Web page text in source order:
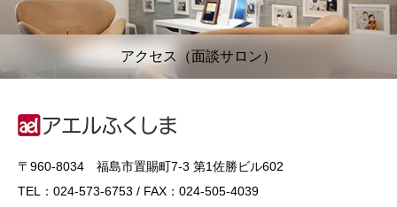
アクセス（面談サロン）
〒960-8034 福島市置賜町7-3 第1佐勝ビル602
TEL：024-573-6753 / FAX：024-505-4039